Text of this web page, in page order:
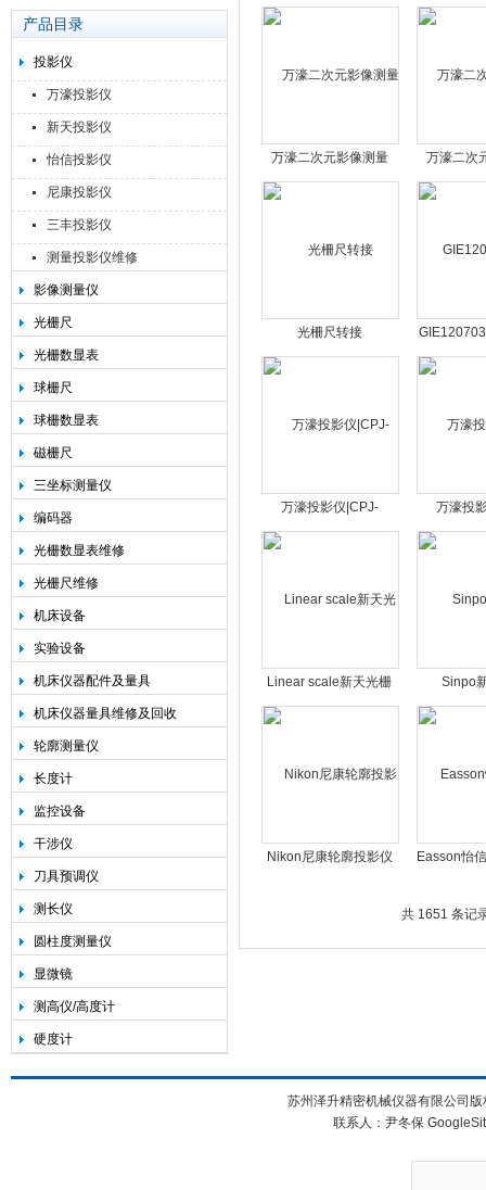
产品目录
投影仪
万濠投影仪
新天投影仪
怡信投影仪
尼康投影仪
三丰投影仪
测量投影仪维修
影像测量仪
光栅尺
光栅数显表
球栅尺
球栅数显表
磁栅尺
三坐标测量仪
编码器
光栅数显表维修
光栅尺维修
机床设备
实验设备
机床仪器配件及量具
机床仪器量具维修及回收
轮廓测量仪
长度计
监控设备
干涉仪
刀具预调仪
测长仪
圆柱度测量仪
显微镜
测高仪/高度计
硬度计
读数头维修
二次元轮
万濠二次元影像测量
机|VMS-4030F
万濠二次
仪
光柵尺转接
盒|USB302/USB303
器弦波信
万濠投影仪|CPJ-
3040AZ
万濠投
Linear scale新天光栅
尺|JCXE0.1-DF/DK
Sinpo
尺
Nikon尼康轮廓投影仪
Easson怡
共 1651 条记
苏州泽升精密机械仪器有限公司
联系人：尹冬保